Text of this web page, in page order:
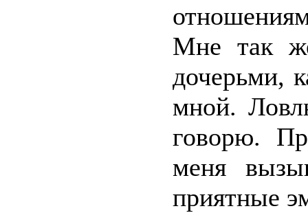
Мне так
дочерьми,
мной.
говорю.
меня
приятные